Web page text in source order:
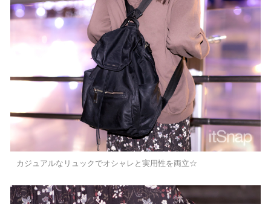
カジュアルなリュックでオシャレと実用性を両立☆